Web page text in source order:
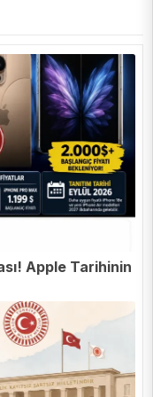
Apple Tarihinin